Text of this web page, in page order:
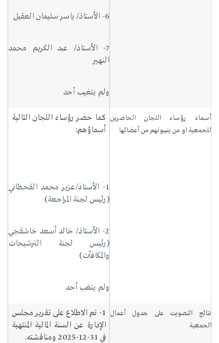
6- الأستاذ/ ياسر سليمان العقيل
7- الأستاذ/ عبد الكريم محمد
النهير
ولم يتغيب أحد
أسماء رؤساء اللجان الحاضرين
للجمعية او من ينيبونهم من أعضائها
كما حضر رؤساء اللجان التالية
أسماؤهم:
1- الأستاذ/عزيز محمد القحطاني
(رئيس لجنة المراجعة)
2- الأستاذ/ خالد أسعد خاشقجي
(رئيس لجنة الترشيحات
والمكافآت)
ولم يتغب أحد
نتائج التصويت على جدول أعمال
الجمعية
1- تم الاطلاع على تقرير مجلس
الإدارة عن السنة المالية المنتهية
في 31-12-2025 ومناقشته.